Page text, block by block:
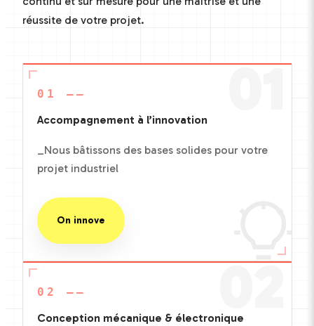
réussite de votre projet.
01
01 ——
Accompagnement à l’innovation
_Nous bâtissons des bases solides pour votre
projet industriel
On innove
02
02 ——
Conception mécanique & électronique